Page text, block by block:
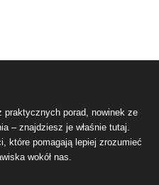
porad, nowinek ze
– znajdziesz je właśnie tutaj.
które pomagają lepiej zrozumieć
wokół nas.